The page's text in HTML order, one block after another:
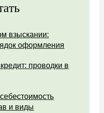
взыскании:
оформления
проводки в
и виды